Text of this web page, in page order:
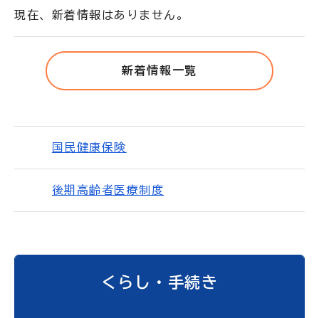
現在、新着情報はありません。
新着情報一覧
国民健康保険
後期高齢者医療制度
くらし・手続き